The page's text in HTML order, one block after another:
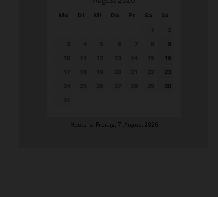
Mo Di Mi Do Fr Sa
So
9
16
23
30
Heute ist Freitag, 7. August 2026